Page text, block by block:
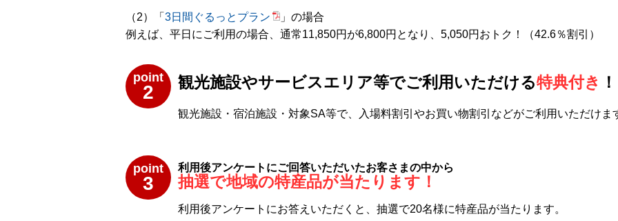
（2）「 3日間ぐるっとプラン
」の場合
例えば、平日にご利用の場合、通常11,850円が6,800円となり、5,050円おトク！（42.6％割引）
point
2 観光施設やサービスエリア等でご利用いただける特典付き
観光施設・宿泊施設・対象SA等で、入場料割引やお買い物割引などがご利用いただけま
point
3
利用後アンケートにご回答いただいたお客さまの中から
抽選で地域の特産品が当たります！
利用後アンケートにお答えいただくと、抽選で20名様に特産品が当たります。